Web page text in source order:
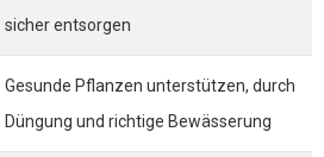
sicher entsorgen
Gesunde Pflanzen unterstützen, durch
Düngung und richtige Bewässerung